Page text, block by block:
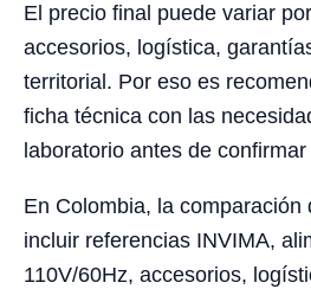
El precio final puede variar
accesorios, logística,
territorial. Por eso es
ficha técnica con las
laboratorio antes de
En Colombia, la comparación
incluir referencias INVIMA,
110V/60Hz, accesorios,